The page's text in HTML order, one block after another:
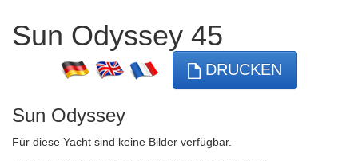
Sun Odyssey 45
DRUCKEN
Sun Odyssey
Für diese Yacht sind keine Bilder verfügbar.